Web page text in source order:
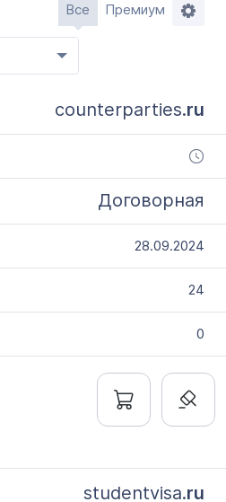
условия
слово в домене
Все Премиум
counterparties.ru
Договорная
28.09.2024
24
0
studentvisa.ru